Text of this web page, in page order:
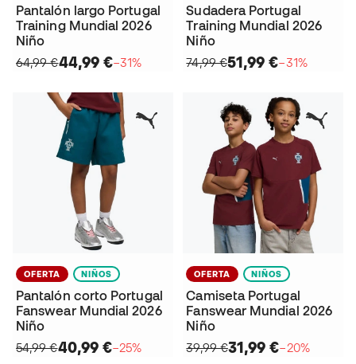
Pantalón largo Portugal
Training Mundial 2026
Niño
64,99 €44,99 €−31%
Sudadera Portugal
Training Mundial 2026
Niño
74,99 €51,99 €−31%
OFERTA NIÑOS
Pantalón corto Portugal
Fanswear Mundial 2026
Niño
54,99 €40,99 €−25%
OFERTA NIÑOS
Camiseta Portugal
Fanswear Mundial 2026
Niño
39,99 €31,99 €−20%